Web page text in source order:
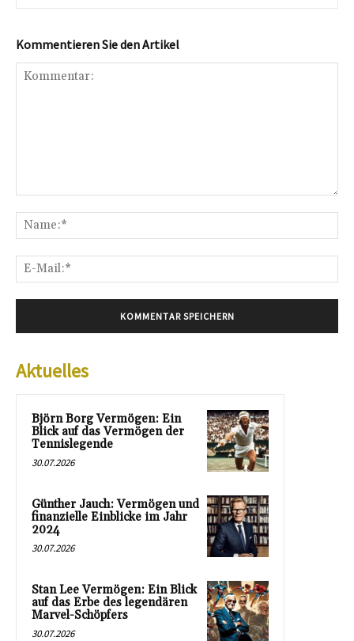
Kommentieren Sie den Artikel
Aktuelles
Björn Borg Vermögen: Ein
Blick auf das Vermögen der
Tennislegende
30.07.2026
Günther Jauch: Vermögen und
finanzielle Einblicke im Jahr
2024
30.07.2026
Stan Lee Vermögen: Ein Blick
auf das Erbe des legendären
Marvel-Schöpfers
30.07.2026